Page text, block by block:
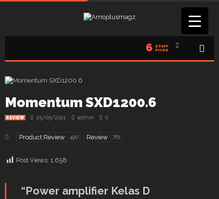
6 STAFF
PICKS
Momentum SXD1200.6
REVIEW 25/05/2021 admin 0
Product Review 490 Review 761
Post Views: 1,658
“Power amplifier Kelas D